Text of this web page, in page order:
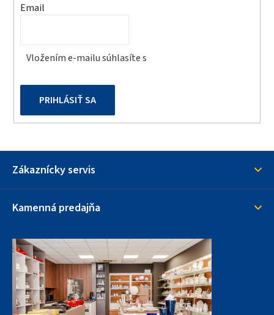
Email
Vložením e-mailu súhlasíte s
PRIHLÁSIŤ SA
Zákaznícky servis
Kamenná predajňa